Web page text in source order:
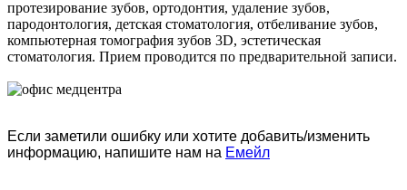
протезирование зубов, ортодонтия, удаление зубов,
пародонтология, детская стоматология, отбеливание зубов,
компьютерная томография зубов 3D, эстетическая
стоматология. Прием проводится по предварительной записи.
Если заметили ошибку или хотите добавить/изменить
информацию, напишите нам на Емейл